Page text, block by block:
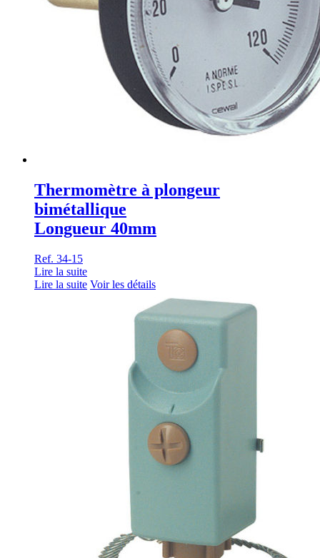
Thermomètre à plongeur
bimétallique
Longueur 40mm
Ref. 34-15
Lire la suite
Lire la suite Voir les détails